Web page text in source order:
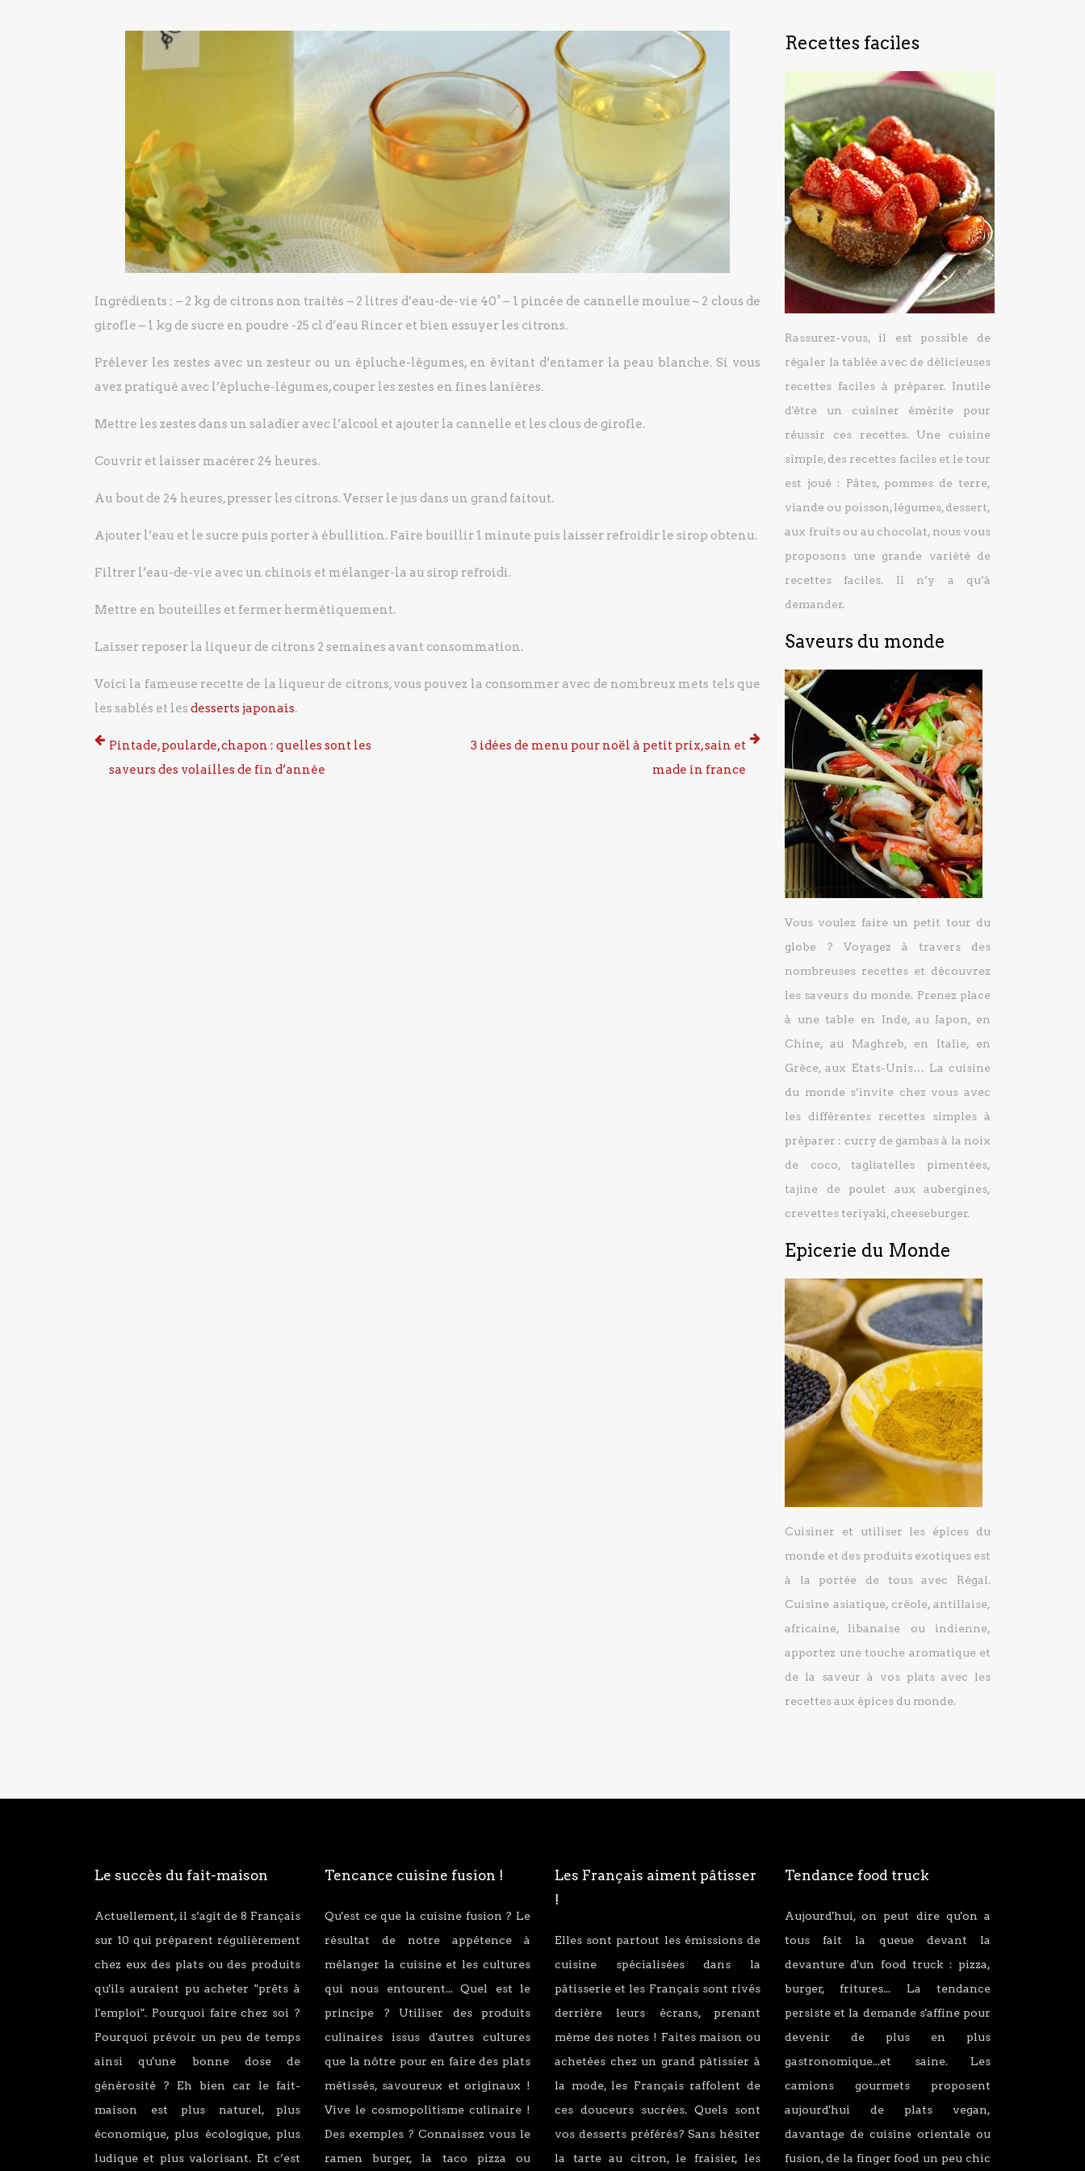
Ingrédients : – 2 kg de citrons non traités – 2 litres d’eau-de-vie 40°– 1 pincée de cannelle moulue – 2 clous de
girofle – 1 kg de sucre en poudre -25 cl d’eau Rincer et bien essuyer les citrons.
Prélever les zestes avec un zesteur ou un épluche-légumes, en évitant d’entamer la peau blanche. Si vous
avez pratiqué avec l’épluche-légumes, couper les zestes en fines lanières.
Mettre les zestes dans un saladier avec l’alcool et ajouter la cannelle et les clous de girofle.
Couvrir et laisser macérer 24 heures.
Au bout de 24 heures, presser les citrons. Verser le jus dans un grand faitout.
Ajouter l’eau et le sucre puis porter à ébullition. Faire bouillir 1 minute puis laisser refroidir le sirop obtenu.
Filtrer l’eau-de-vie avec un chinois et mélanger-la au sirop refroidi.
Mettre en bouteilles et fermer hermétiquement.
Laisser reposer la liqueur de citrons 2 semaines avant consommation.
Voici la fameuse recette de la liqueur de citrons, vous pouvez la consommer avec de nombreux mets tels que
les sablés et les desserts japonais.
Pintade, poularde, chapon : quelles sont les
saveurs des volailles de fin d’année
3 idées de menu pour noël à petit prix, sain et
made in france
Recettes faciles
Rassurez-vous, il est possible de
régaler la tablée avec de délicieuses
recettes faciles à préparer. Inutile
d'être un cuisiner émérite pour
réussir ces recettes. Une cuisine
simple, des recettes faciles et le tour
est joué : Pâtes, pommes de terre,
viande ou poisson, légumes, dessert,
aux fruits ou au chocolat, nous vous
proposons une grande variété de
recettes faciles. Il n’y a qu’à
demander.
Saveurs du monde
Vous voulez faire un petit tour du
globe ? Voyagez à travers des
nombreuses recettes et découvrez
les saveurs du monde. Prenez place
à une table en Inde, au Japon, en
Chine, au Maghreb, en Italie, en
Grèce, aux Etats-Unis… La cuisine
du monde s’invite chez vous avec
les différentes recettes simples à
préparer : curry de gambas à la noix
de coco, tagliatelles pimentées,
tajine de poulet aux aubergines,
crevettes teriyaki, cheeseburger.
Epicerie du Monde
Cuisiner et utiliser les épices du
monde et des produits exotiques est
à la portée de tous avec Régal.
Cuisine asiatique, créole, antillaise,
africaine, libanaise ou indienne,
apportez une touche aromatique et
de la saveur à vos plats avec les
recettes aux épices du monde.
Le succès du fait-maison
Actuellement, il s’agit de 8 Français
sur 10 qui préparent régulièrement
chez eux des plats ou des produits
qu'ils auraient pu acheter "prêts à
l'emploi". Pourquoi faire chez soi ?
Pourquoi prévoir un peu de temps
ainsi qu'une bonne dose de
générosité ? Eh bien car le fait-
maison est plus naturel, plus
économique, plus écologique, plus
ludique et plus valorisant. Et c’est
Tencance cuisine fusion !
Qu'est ce que la cuisine fusion ? Le
résultat de notre appétence à
mélanger la cuisine et les cultures
qui nous entourent... Quel est le
principe ? Utiliser des produits
culinaires issus d'autres cultures
que la nôtre pour en faire des plats
métissés, savoureux et originaux !
Vive le cosmopolitisme culinaire !
Des exemples ? Connaissez vous le
ramen burger, la taco pizza ou
Les Français aiment pâtisser
!
Elles sont partout les émissions de
cuisine spécialisées dans la
pâtisserie et les Français sont rivés
derrière leurs écrans, prenant
même des notes ! Faites maison ou
achetées chez un grand pâtissier à
la mode, les Français raffolent de
ces douceurs sucrées. Quels sont
vos desserts préférés? Sans hésiter
la tarte au citron, le fraisier, les
Tendance food truck
Aujourd'hui, on peut dire qu'on a
tous fait la queue devant la
devanture d'un food truck : pizza,
burger, fritures... La tendance
persiste et la demande s'affine pour
devenir de plus en plus
gastronomique...et saine. Les
camions gourmets proposent
aujourd'hui de plats vegan,
davantage de cuisine orientale ou
fusion, de la finger food un peu chic